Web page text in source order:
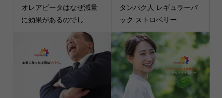
オレアビータはなぜ減量
に効果があるのでし...
タンパク人 レギュラーパ
ック ストロベリー...